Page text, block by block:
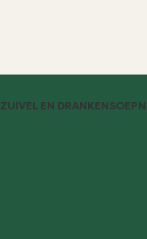
ZUIVEL EN DRANKENSOEP